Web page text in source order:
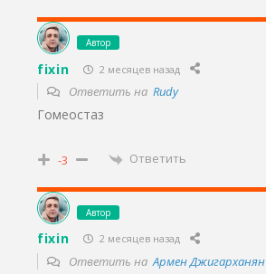
Автор
fixin 2 месяцев назад
Ответить на Rudy
Гомеостаз
-3 Ответить
Автор
fixin 2 месяцев назад
Ответить наАрмен Джигарханян